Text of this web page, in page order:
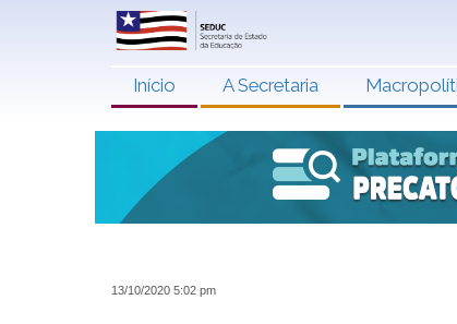
Início A Secretaria
13/10/2020 5:02 pm